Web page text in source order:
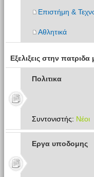
Επιστήμη &
Αθλητικά
Εξελιξεις στην
Πολιτικα
Συντονιστής: Νέοι
Εργα υποδομης